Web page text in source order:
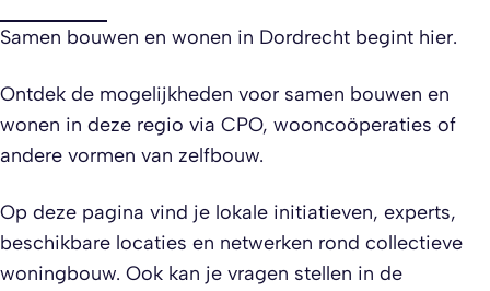
Samen bouwen en wonen in Dordrecht begint hier.
Ontdek de mogelijkheden voor samen bouwen en
wonen in deze regio via CPO, wooncoöperaties of
andere vormen van zelfbouw.
Op deze pagina vind je lokale initiatieven, experts,
beschikbare locaties en netwerken rond collectieve
woningbouw. Ook kan je vragen stellen in de